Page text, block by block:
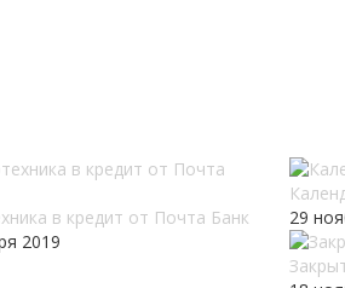
в кредит от Почта Банк
2019
29